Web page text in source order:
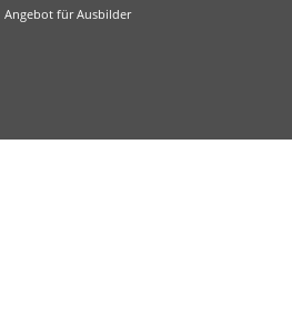
Angebot für Ausbilder